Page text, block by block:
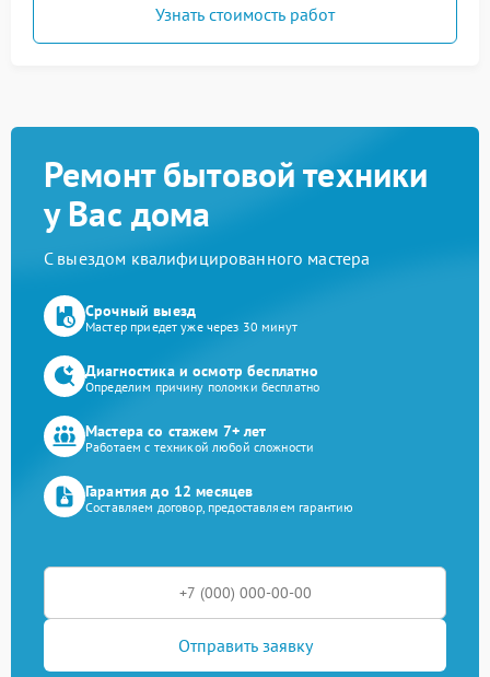
Узнать стоимость работ
Ремонт бытовой техники
у Вас дома
С выездом квалифицированного мастера
Срочный выезд
Мастер приедет уже через 30 минут
Диагностика и осмотр бесплатно
Определим причину поломки бесплатно
Мастера со стажем 7+ лет
Работаем с техникой любой сложности
Гарантия до 12 месяцев
Составляем договор, предоставляем гарантию
Отправить заявку